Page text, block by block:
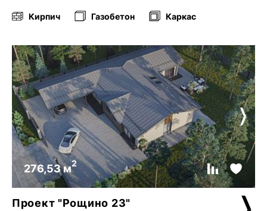
Кирпич Газобетон Каркас
276,53 м2
Проект "Рощино 23"